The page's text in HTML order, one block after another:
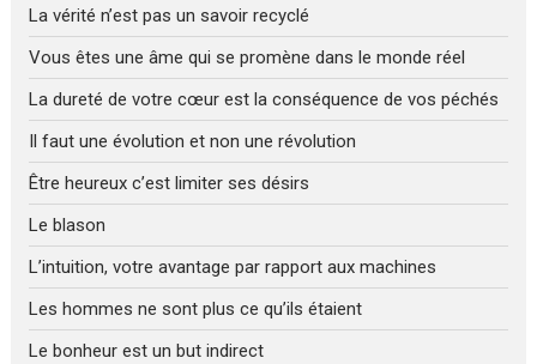
La vérité n’est pas un savoir recyclé
Vous êtes une âme qui se promène dans le monde réel
La dureté de votre cœur est la conséquence de vos péchés
Il faut une évolution et non une révolution
Être heureux c’est limiter ses désirs
Le blason
L’intuition, votre avantage par rapport aux machines
Les hommes ne sont plus ce qu’ils étaient
Le bonheur est un but indirect